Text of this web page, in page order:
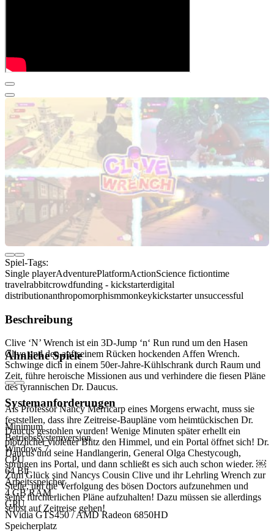
Spiel-Tags:
Single playerAdventurePlatformActionScience fictiontime
travelrabbitcrowdfunding - kickstarterdigital
distributionanthropomorphismmonkeykickstarter unsuccessful
Beschreibung
Clive ‘N’ Wrench ist ein 3D-Jump ‘n‘ Run rund um den Hasen
Clive und den auf seinem Rücken hockenden Affen Wrench.
Schwinge dich in einem 50er-Jahre-Kühlschrank durch Raum und
Zeit, führe heroische Missionen aus und verhindere die fiesen Pläne
des tyrannischen Dr. Daucus.
Als Professor Nancy Merricarp eines Morgens erwacht, muss sie
feststellen, dass ihre Zeitreise-Baupläne vom heimtückischen Dr.
Daucus gestohlen wurden! Wenige Minuten später erhellt ein
plötzlicher violetter Blitz den Himmel, und ein Portal öffnet sich! Dr.
Daucus und seine Handlangerin, General Olga Chestycough,
springen ins Portal, und dann schließt es sich auch schon wieder. ￼
Zum Glück sind Nancys Cousin Clive und ihr Lehrling Wrench zur
Stelle, um die Verfolgung des bösen Doctors aufzunehmen und
seine fürchterlichen Pläne aufzuhalten! Dazu müssen sie allerdings
selbst auf Zeitreise gehen!
Ähnliche Spiele
Systemanforderungen
Minimum
Betriebssystemversion
Windows 7
CPU
64 Bit
Arbeitsspeicher
4 GB RAM
GPU
NVidia GTS450 / AMD Radeon 6850HD
Speicherplatz